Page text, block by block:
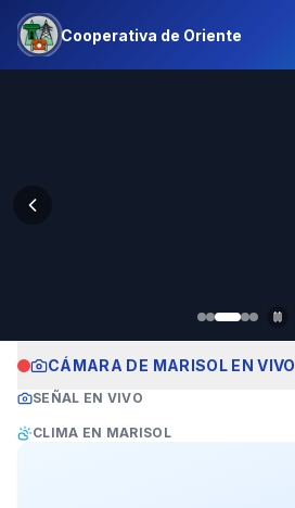
Cooperativa de Oriente
CÁMARA DE MARISOL EN VIVO
SEÑAL EN VIVO
CLIMA EN MARISOL